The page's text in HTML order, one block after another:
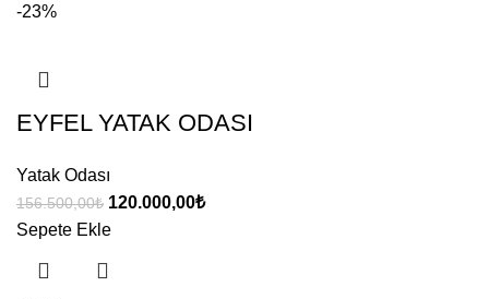
-23%
EYFEL YATAK ODASI
Yatak Odası
156.500,00₺ Orijinal
fiyat:
120.000,00₺Şu
Sepete Ekle